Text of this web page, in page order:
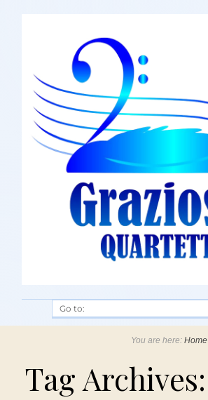
You are here:Home
Tag Archives: